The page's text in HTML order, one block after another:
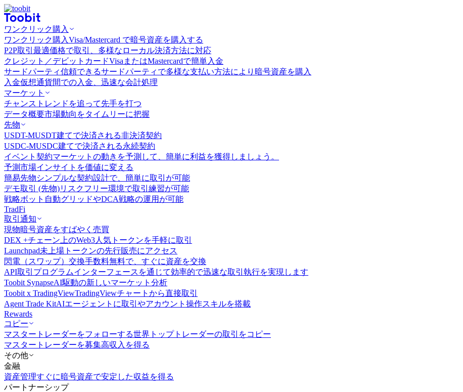
ワンクリック購入
ワンクリック購入Visa/Mastercard で暗号資産を購入する
P2P取引 最適価格で取引、多様なローカル決済方法に対応
クレジット／デビットカードVisaまたはMastercardで簡単入金
サードパーティ信頼できるサードパーティで多様な支払い方法により暗号資産を購入
入金仮想通貨間での入金、迅速な会計処理
マーケット
チャンス トレンドを追って先手を打つ
データ概要市場動向をタイムリーに把握
先物
USDT-MUSDT建てで決済される非決済契約
USDC-MUSDC建てで決済される永続契約
イベント契約マーケットの動きを予測して、簡単に利益を獲得しましょう。
予測市場インサイトを価値に変える
簡易先物シンプルな契約設計で、簡単に取引が可能
デモ取引 (先物)リスクフリー環境で取引練習が可能
戦略ボット 自動グリッドやDCA戦略の運用が可能
TradFi
取引通知
現物暗号資産をすばやく売買
DEX +チェーン上のWeb3人気トークンを手軽に取引
Launchpad未上場トークンの先行販売にアクセス
閃電（スワップ）交換手数料無料で、すぐに資産を交換
API取引 プログラムインターフェースを通じて効率的で迅速な取引執行を実現します
Toobit SynapseAI駆動の新しいマーケット分析
Toobit x TradingViewTradingViewチャートから直接取引
Agent Trade KitAIエージェントに取引やアカウント操作スキルを搭載
Rewards
コピー
マスタートレーダーをフォローする世界トップトレーダーの取引をコピー
マスタートレーダーを募集高収入を得る
その他
金融
資産管理すぐに暗号資産で安定した収益を得る
パートナーシップ